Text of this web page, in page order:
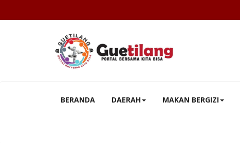
BERANDA DAERAH MAKAN BERGIZI